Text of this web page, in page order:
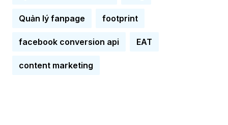
Quản lý fanpage footprint
facebook conversion api EAT
content marketing